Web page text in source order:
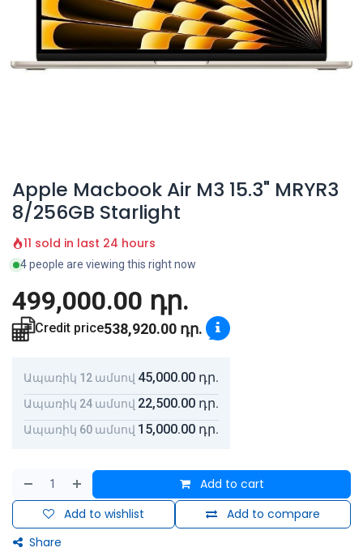
Apple Macbook Air M3 15.3" MRYR3
8/256GB Starlight
11 sold in last 24 hours
4 people are viewing this right now
499,000.00 դր.
Credit price538,920.00 դր.
Ապառիկ 12 ամսով 45,000.00 դր.
Ապառիկ 24 ամսով 22,500.00 դր.
Ապառիկ 60 ամսով 15,000.00 դր.
Add to cart
Add to compare
Add to wishlist
Share